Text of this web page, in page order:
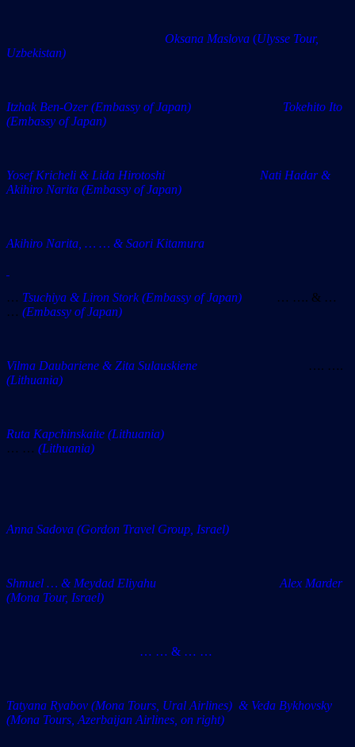
Oksana Maslova (Ulysse Tour,
Uzbekistan)
Itzhak Ben-Ozer (Embassy of Japan) Tokehito Ito
(Embassy of Japan)
Yosef Kricheli & Lida Hirotoshi Nati Hadar &
Akihiro Narita (Embassy of Japan)
Akihiro Narita, … … & Saori Kitamura
… Tsuchiya & Liron Stork (Embassy of Japan) … …. & …
… (Embassy of Japan)
Vilma Daubariene & Zita Sulauskiene
…. ….
(Lithuania)
Ruta Kapchinskaite (Lithuania)
… … (Lithuania)
Anna Sadova (Gordon Travel Group, Israel)
Shmuel … & Meydad Eliyahu Alex Marder
(Mona Tour, Israel)
… … & … …
Tatyana Ryabov (Mona Tours, Ural Airlines) & Veda Bykhovsky
(Mona Tours, Azerbaijan Airlines, on right)